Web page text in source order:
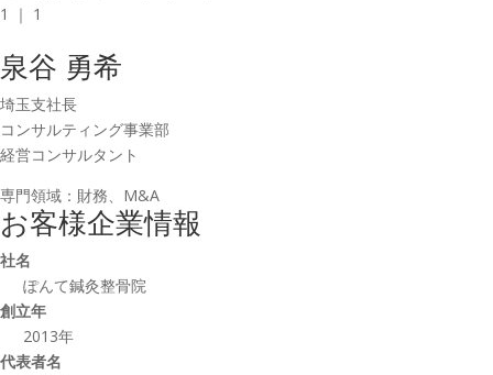
1
｜ 1
泉谷 勇希
埼玉支社長
コンサルティング事業部
経営コンサルタント
専門領域：財務、M&A
お客様企業情報
社名
ぽんて鍼灸整骨院
創立年
2013年
代表者名